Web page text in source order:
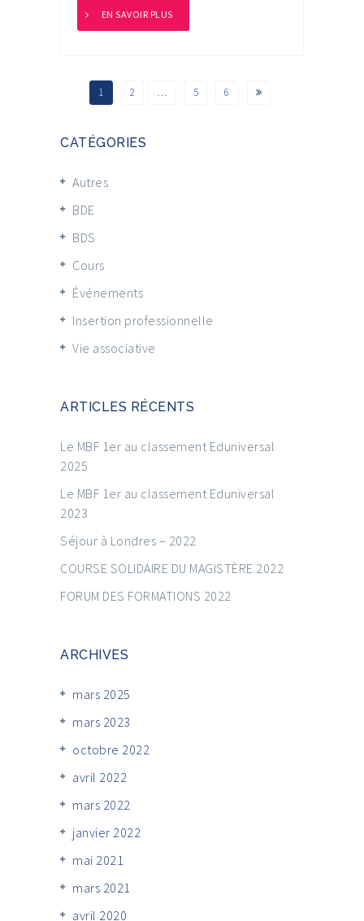
EN SAVOIR PLUS
1 2 … 5 6
CATÉGORIES
Autres
BDE
BDS
Cours
Événements
Insertion professionnelle
Vie associative
ARTICLES RÉCENTS
Le MBF 1er au classement Eduniversal
2025
Le MBF 1er au classement Eduniversal
2023
Séjour à Londres – 2022
COURSE SOLIDAIRE DU MAGISTÈRE 2022
FORUM DES FORMATIONS 2022
ARCHIVES
mars 2025
mars 2023
octobre 2022
avril 2022
mars 2022
janvier 2022
mai 2021
mars 2021
avril 2020